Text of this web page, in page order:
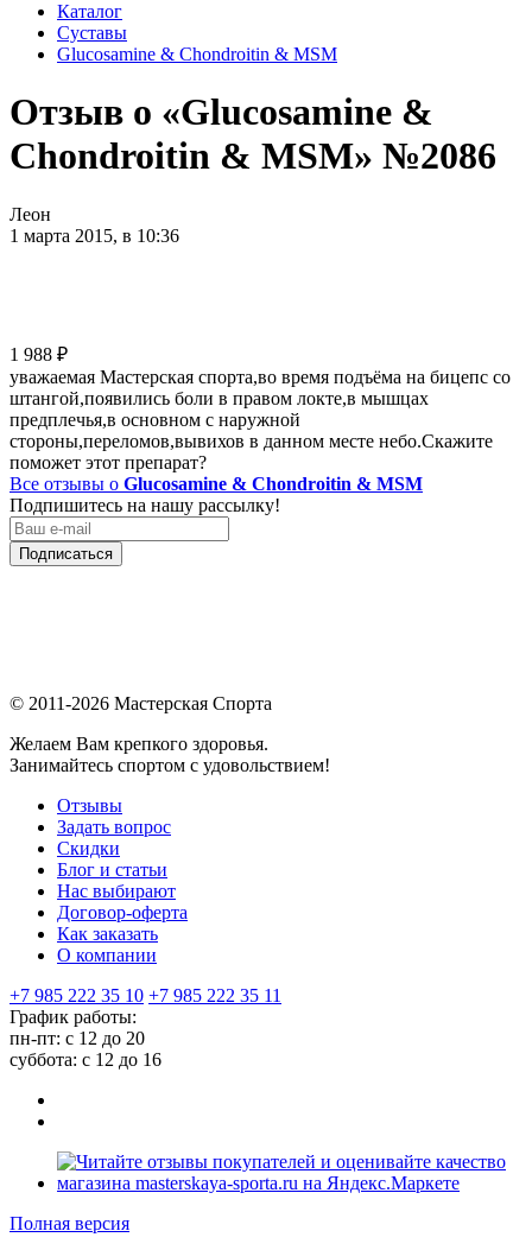
Каталог
Суставы
Glucosamine & Chondroitin & MSM
Отзыв о «Glucosamine &
Chondroitin & MSM» №2086
Леон
1 марта 2015, в 10:36
1 988 ₽
уважаемая Мастерская спорта,во время подъёма на бицепс со
штангой,появились боли в правом локте,в мышцах
предплечья,в основном с наружной
стороны,переломов,вывихов в данном месте небо.Скажите
поможет этот препарат?
Все отзывы о Glucosamine & Chondroitin & MSM
Подпишитесь на нашу рассылку!
Подписаться
© 2011-2026 Мастерская Спорта
Желаем Вам крепкого здоровья.
Занимайтесь спортом с удовольствием!
Отзывы
Задать вопрос
Скидки
Блог и статьи
Нас выбирают
Договор-оферта
Как заказать
О компании
+7 985 222 35 10 +7 985 222 35 11
График работы:
пн-пт: с 12 до 20
суббота: c 12 до 16
Полная версия